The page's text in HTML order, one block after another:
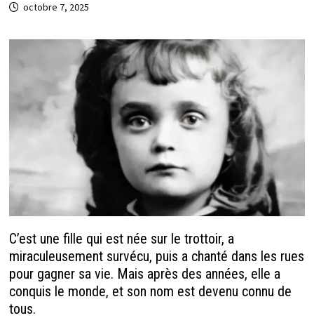
octobre 7, 2025
C’est une fille qui est née sur le trottoir, a
miraculeusement survécu, puis a chanté dans les rues
pour gagner sa vie. Mais après des années, elle a
conquis le monde, et son nom est devenu connu de
tous.